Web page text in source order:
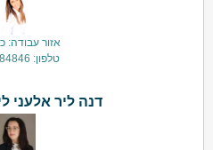
אזור עבודה:
טלפון: 0503884846
דנה ליר אלעני